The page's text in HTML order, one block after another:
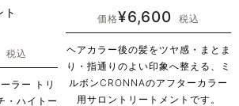
ト
税込
ラー トリ
・ハイトー
価格¥6,600 税込
ヘアカラー後の髪をツヤ感・まとま
り・指通りのよい印象へ整える、ミ
ルボンCRONNAのアフターカラー
用サロントリートメントです。